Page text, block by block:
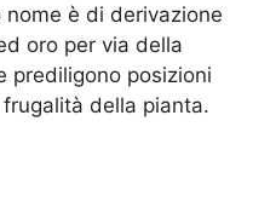
nome è di derivazione
oro per via della
prediligono posizioni
della pianta.